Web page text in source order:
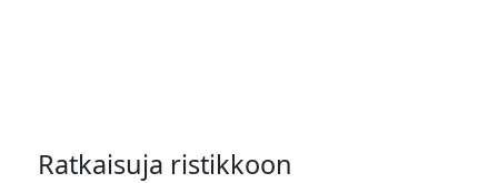
Ratkaisuja ristikkoon